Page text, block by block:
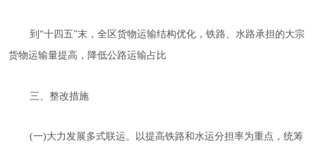
到 “十四五”末 ，全区货物运输结构优化，铁路、水路承担的大宗
货物运输量提高，降低公路运输占比
三、整改措施
(一)大力发展多式联运。以提高铁路和水运分担率为重点，统筹